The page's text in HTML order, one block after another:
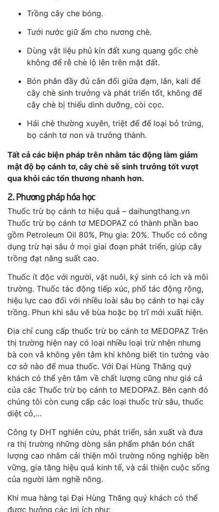
Trồng cây che bóng.
Tưới nước giữ ẩm cho nương chè.
Dùng vật liệu phủ kín đất xung quang gốc chè
không để rễ chè lộ lên trên mặt đất.
Bón phân đầy đủ cân đối giữa đạm, lân, kali để
cây chè sinh trưởng và phát triển tốt, không để
cây chè bị thiếu dinh dưỡng, còi cọc.
Hái chè thường xuyên, triệt để để loại bỏ trứng,
bọ cánh tơ non và trưởng thành.
Tất cả các biện pháp trên nhằm tác động làm giảm
mật độ bọ cánh tơ, cây chè sẽ sinh trưởng tốt vượt
qua khỏi các tổn thương nhanh hơn.
2. Phương pháp hóa học
Thuốc trừ bọ cánh tơ hiệu quả – daihungthang.vn
Thuốc trừ bọ cánh tơ MEDOPAZ có thành phần bao
gồm Petroleum Oil 80%, Phụ gia: 20%. Thuốc có công
dụng trừ hại sâu ở mọi giai đoạn phát triển, giúp cây
trồng đạt năng suất cao.
Thuốc ít độc với người, vật nuôi, ký sinh có ích và môi
trường. Thuốc tác động tiếp xúc, phổ tác động rộng,
hiệu lực cao đối với nhiều loài sâu bọ cánh tơ hại cây
trồng. Phun khi sâu vẽ bùa hoặc bọ trĩ mới xuất hiện.
Địa chỉ cung cấp thuốc trừ bọ cánh tơ MEDOPAZ Trên
thị trường hiện nay có loại nhiều loại trừ nhện nhưng
bà con vẫ không yên tâm khi không biết tin tưởng vào
cơ sở nào để mua thuốc. Với Đại Hùng Thăng quý
khách có thể yên tâm về chất lượng cũng như giá cả
của các Thuốc trừ bọ cánh tơ MEDOPAZ. Bên cạnh đó
chúng tôi còn cung cấp các loại thuốc trừ sâu, thuốc
diệt cỏ,…
Công ty DHT nghiên cứu, phát triển, sản xuất và đưa
ra thị trường những dòng sản phẩm phân bón chất
lượng cao nhằm cải thiện môi trường nông nghiệp bền
vững, gia tăng hiệu quả kinh tế, và cải thiện cuộc sống
của người làm nghề nông.
Khi mua hàng tại Đại Hùng Thăng quý khách có thể
được hưởng các lợi ích như: